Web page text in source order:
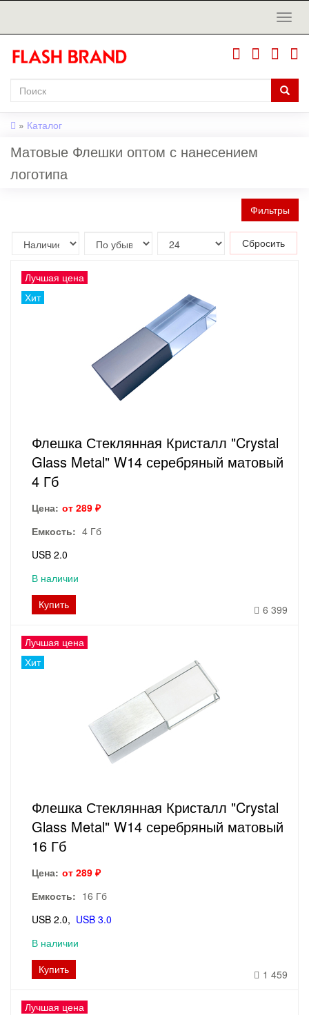
» Каталог
Матовые Флешки оптом с нанесением
логотипа
Фильтры
Сбросить
Лучшая цена
Хит
Флешка Стеклянная Кристалл "Crystal
Glass Metal" W14 серебряный матовый
4 Гб
Цена: от 289 ₽
Емкость: 4 Гб
USB 2.0
В наличии
Купить
6 399
Лучшая цена
Хит
Флешка Стеклянная Кристалл "Crystal
Glass Metal" W14 серебряный матовый
16 Гб
Цена: от 289 ₽
Емкость: 16 Гб
USB 2.0
USB 3.0
В наличии
Купить
1 459
Лучшая цена